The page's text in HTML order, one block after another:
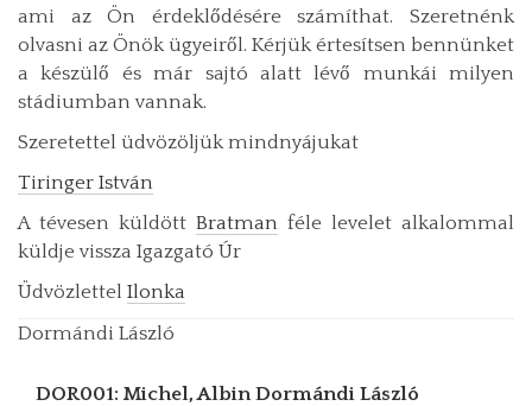
ami az Ön érdeklődésére számíthat. Szeretnénk
olvasni az Önök ügyeiről. Kérjük értesítsen bennünket
a készülő és már sajtó alatt lévő munkái milyen
stádiumban vannak.
Szeretettel üdvözöljük mindnyájukat
Tiringer István
A tévesen küldött Bratman féle levelet alkalommal
küldje vissza Igazgató Úr
Üdvözlettel Ilonka
Dormándi László
DOR001: Michel, AlbinDormándi László